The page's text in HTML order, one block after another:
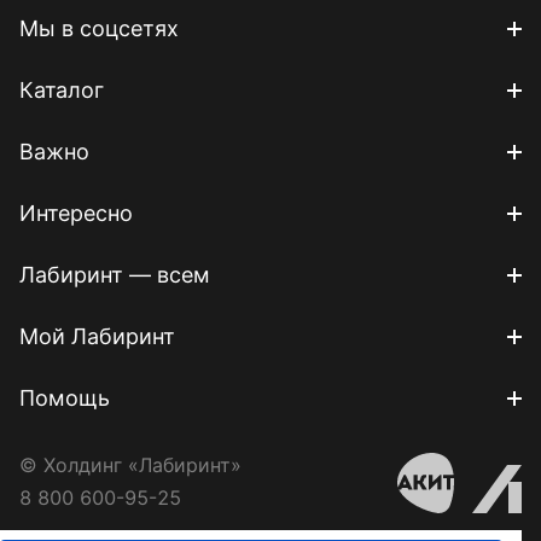
Мы в соцсетях
Каталог
Важно
Интересно
Лабиринт — всем
Мой Лабиринт
Помощь
© Холдинг «Лабиринт»
8 800 600-95-25